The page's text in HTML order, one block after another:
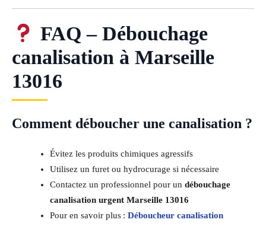
FAQ – Débouchage
canalisation à Marseille
13016
Comment déboucher une canalisation ?
Évitez les produits chimiques agressifs
Utilisez un furet ou hydrocurage si nécessaire
Contactez un professionnel pour un débouchage
canalisation urgent Marseille 13016
Pour en savoir plus : Déboucheur canalisation